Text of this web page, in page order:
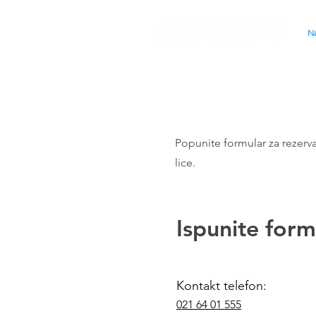
Popunite formular za
lice.
Ispunite
Kontakt telefon:
021 64 01 555